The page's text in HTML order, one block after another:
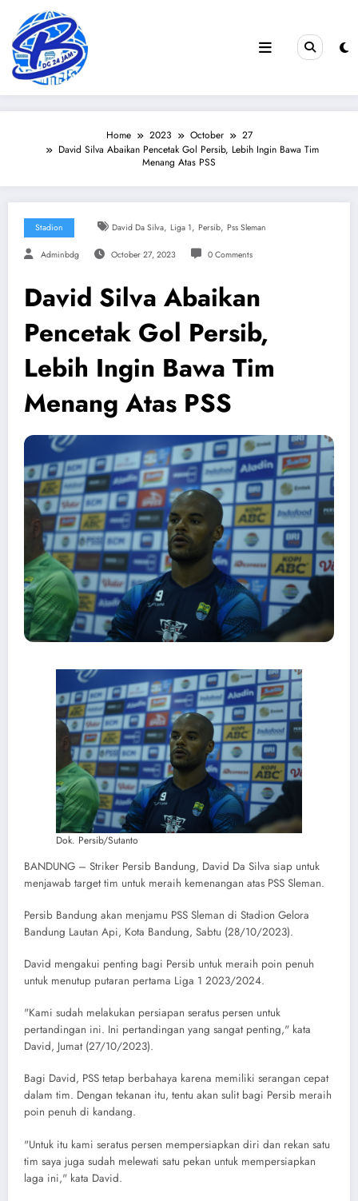
content
Home 2023 October
27
David Silva Abaikan Pencetak Gol Persib, Lebih Ingin Bawa Tim
Menang Atas PSS
Stadion David Da Silva, Liga 1, Persib, Pss Sleman
Adminbdg October 27, 2023 0 Comments
David Silva Abaikan
Pencetak Gol Persib,
Lebih Ingin Bawa Tim
Menang Atas PSS
Dok. Persib/Sutanto
BANDUNG – Striker Persib Bandung, David Da Silva siap untuk
menjawab target tim untuk meraih kemenangan atas PSS Sleman.
Persib Bandung akan menjamu PSS Sleman di Stadion Gelora
Bandung Lautan Api, Kota Bandung, Sabtu (28/10/2023).
David mengakui penting bagi Persib untuk meraih poin penuh
untuk menutup putaran pertama Liga 1 2023/2024.
"Kami sudah melakukan persiapan seratus persen untuk
pertandingan ini. Ini pertandingan yang sangat penting," kata
David, Jumat (27/10/2023).
Bagi David, PSS tetap berbahaya karena memiliki serangan cepat
dalam tim. Dengan tekanan itu, tentu akan sulit bagi Persib meraih
poin penuh di kandang.
"Untuk itu kami seratus persen mempersiapkan diri dan rekan satu
tim saya juga sudah melewati satu pekan untuk mempersiapkan
laga ini," kata David.